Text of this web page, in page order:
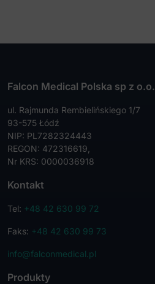
Falcon Medical Polska sp z o.o.
ul. Rajmunda Rembielińskiego 1/7
93-575 Łódź
NIP: PL7282324443
REGON: 472316619,
Nr KRS: 0000036918
Kontakt
Tel: +48 42 630 99 72
Faks: +48 42 630 99 73
info@falconmedical.pl
Produkty